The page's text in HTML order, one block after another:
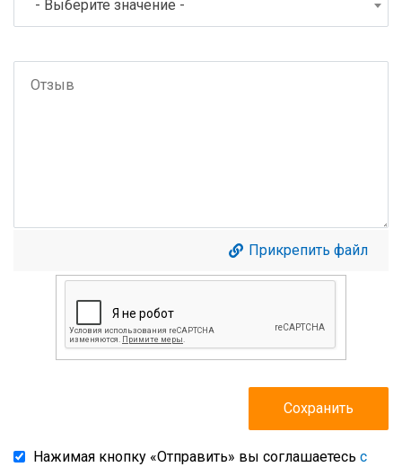
- Выберите значение -
Прикрепить файл
Нажимая кнопку «Отправить» вы соглашаетесь с